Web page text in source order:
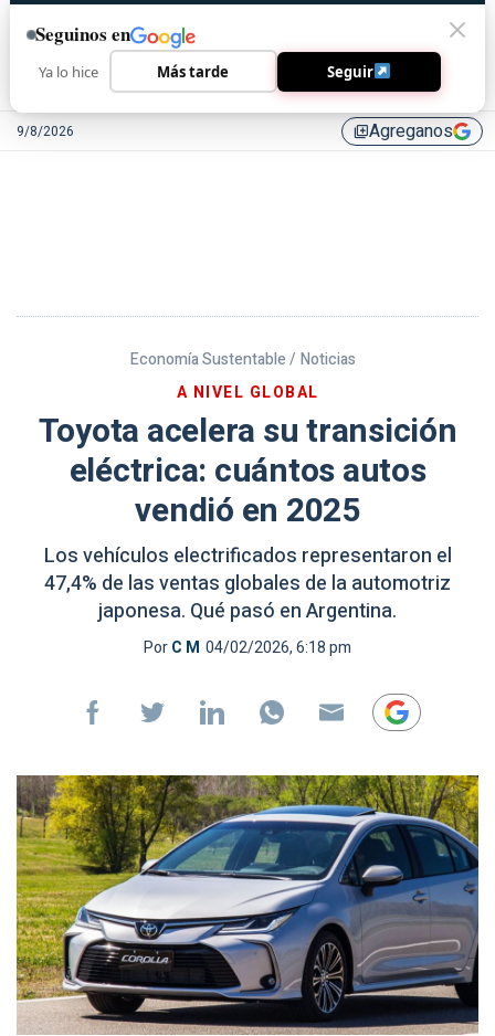
9/8/2026 library_addAgreganos
Economía Sustentable / Noticias
A NIVEL GLOBAL
Toyota acelera su transición
eléctrica: cuántos autos
vendió en 2025
Los vehículos electrificados representaron el
47,4% de las ventas globales de la automotriz
japonesa. Qué pasó en Argentina.
PorC M 04/02/2026, 6:18 pm
Seguinos en
Ya lo hice Más tarde Seguir